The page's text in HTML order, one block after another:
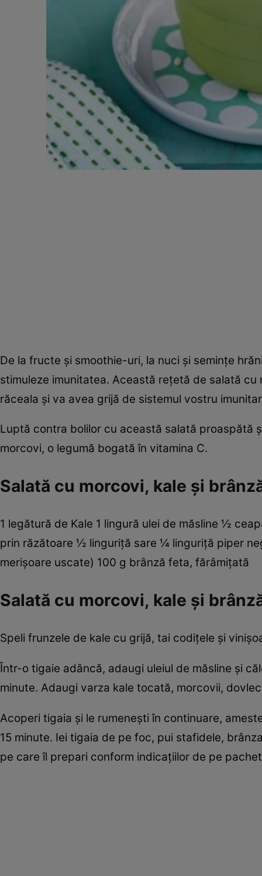
De la fructe şi smoothie-uri, la nuci şi seminţe
stimuleze imunitatea. Această reţetă de salată
răceala şi va avea grijă de sistemul vostru
Luptă contra bolilor cu această salată proaspătă
morcovi, o legumă bogată în vitamina C.
Salată cu morcovi, kale şi
1 legătură de Kale 1 lingură ulei de măsline ½
prin răzătoare ½ linguriţă sare ¼ linguriţă piper
merişoare uscate) 100 g brânză feta, fărâmiţată
Salată cu morcovi, kale şi
Speli frunzele de kale cu grijă, tai codiţele şi
Într-o tigaie adâncă, adaugi uleiul de măsline şi
minute. Adaugi varza kale tocată, morcovii,
Acoperi tigaia şi le rumeneşti în continuare,
15 minute. Iei tigaia de pe foc, pui stafidele,
pe care îl prepari conform indicaţiilor de pe